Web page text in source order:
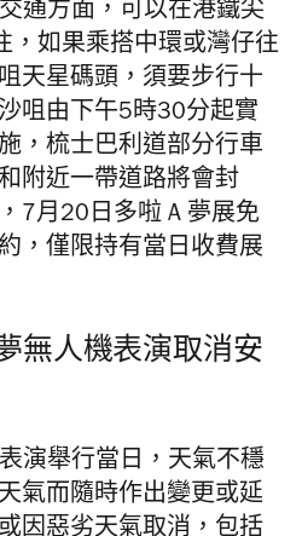
通方面，可以在港鐵尖
，如果乘搭中環或灣仔往
天星碼頭，須要步行十
咀由下午5時30分起實
，梳士巴利道部分行車
附近一帶道路將會封
7月20日多啦 A 夢展免
，僅限持有當日收費展
無人機表演取消安
演舉行當日，天氣不穩
氣而隨時作出變更或延
因惡劣天氣取消，包括